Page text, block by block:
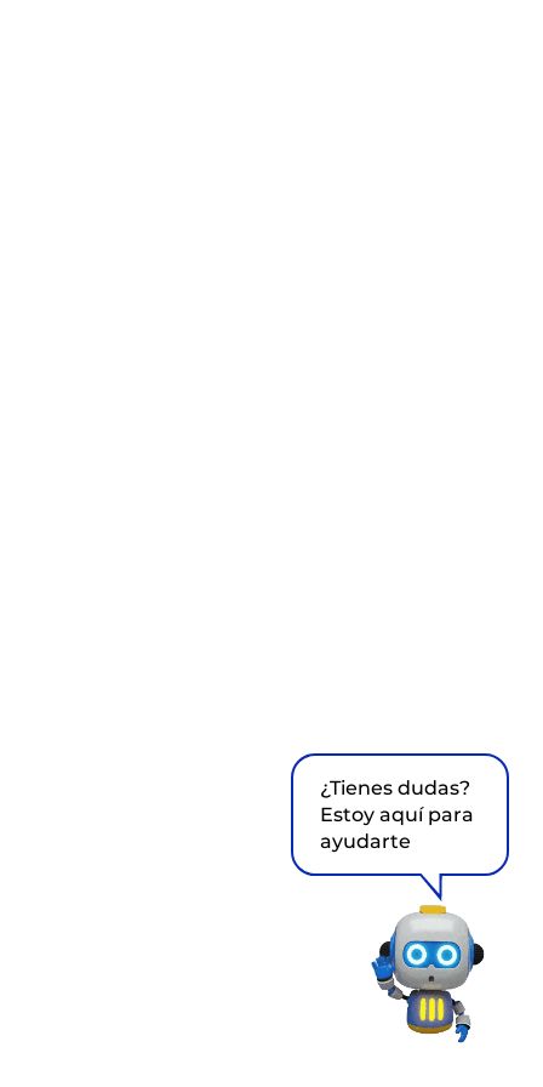
¿Tienes dudas?
Estoy aquí para
ayudarte